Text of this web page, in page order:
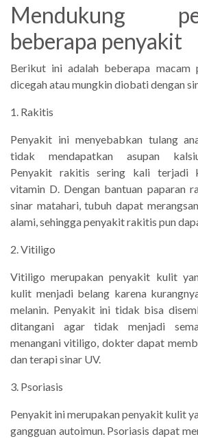
Mendukung
beberapa penyakit
Berikut ini adalah beberapa macam
dicegah atau mungkin diobati dengan
1. Rakitis
Penyakit ini menyebabkan tulang
tidak mendapatkan asupan
Penyakit rakitis sering kali terjadi
vitamin D. Dengan bantuan paparan
sinar matahari, tubuh dapat
alami, sehingga penyakit rakitis pun
2. Vitiligo
Vitiligo merupakan penyakit kulit
kulit menjadi belang karena
melanin. Penyakit ini tidak bisa
ditangani agar tidak menjadi
menangani vitiligo, dokter dapat
dan terapi sinar UV.
3. Psoriasis
Penyakit ini merupakan penyakit kulit
gangguan autoimun. Psoriasis dapat